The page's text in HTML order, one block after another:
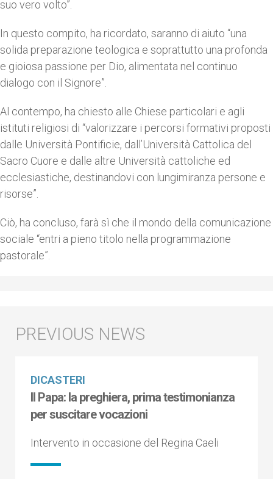
suo vero volto”.
In questo compito, ha ricordato, saranno di aiuto “una
solida preparazione teologica e soprattutto una profonda
e gioiosa passione per Dio, alimentata nel continuo
dialogo con il Signore”.
Al contempo, ha chiesto alle Chiese particolari e agli
istituti religiosi di “valorizzare i percorsi formativi proposti
dalle Università Pontificie, dall’Università Cattolica del
Sacro Cuore e dalle altre Università cattoliche ed
ecclesiastiche, destinandovi con lungimiranza persone e
risorse”.
Ciò, ha concluso, farà sì che il mondo della comunicazione
sociale “entri a pieno titolo nella programmazione
pastorale”.
DICASTERI
Il Papa: la preghiera, prima testimonianza
per suscitare vocazioni
Intervento in occasione del Regina Caeli